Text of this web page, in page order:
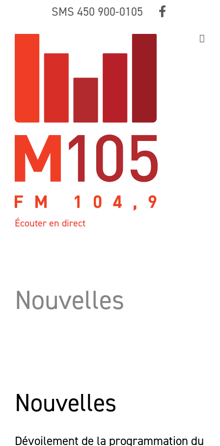
content
SMS 450 900-0105
Écouter en direct
Nouvelles
Nouvelles
Dévoilement de la programmation du